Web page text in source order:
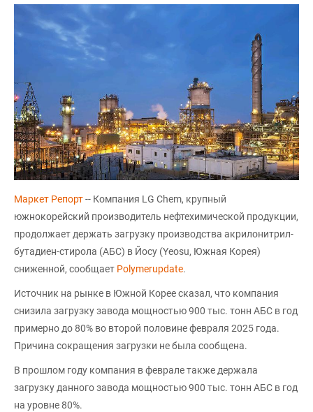
Маркет Репорт-- Компания LG Chem, крупный
южнокорейский производитель нефтехимической продукции,
продолжает держать загрузку производства акрилонитрил-
бутадиен-стирола (АБС) в Йосу (Yeosu, Южная Корея)
сниженной, сообщает Polymerupdate.
Источник на рынке в Южной Корее сказал, что компания
снизила загрузку завода мощностью 900 тыс. тонн АБС в год
примерно до 80% во второй половине февраля 2025 года.
Причина сокращения загрузки не была сообщена.
В прошлом году компания в феврале также держала
загрузку данного завода мощностью 900 тыс. тонн АБС в год
на уровне 80%.